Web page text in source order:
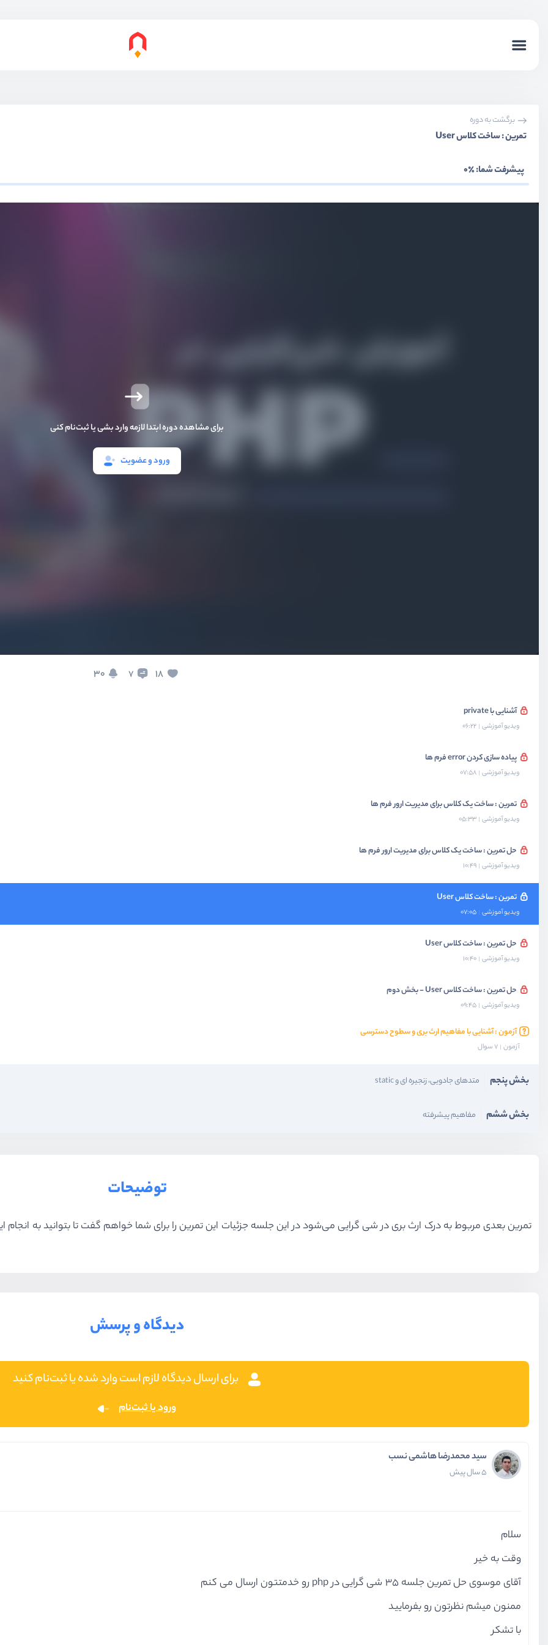
برگشت به دوره
تمرین : ساخت کلاس User
پیشرفت شما:٪0
برای مشاهده دوره ابتدا لازمه وارد بشی یا ثبت‌نام کنی
ورود و عضویت
18
7
30
آشنایی با private
ویدیو آموزشی 06:22
پیاده سازی کردن error فرم ها
ویدیو آموزشی 07:58
تمرین : ساخت یک کلاس برای مدیریت ارور فرم ها
ویدیو آموزشی 05:33
حل تمرین : ساخت یک کلاس برای مدیریت ارور فرم ها
ویدیو آموزشی 10:49
تمرین : ساخت کلاس User
ویدیو آموزشی 07:05
حل تمرین : ساخت کلاس User
ویدیو آموزشی 10:40
حل تمرین : ساخت کلاس User - بخش دوم
ویدیو آموزشی 09:45
آزمون : آشنایی با مفاهیم ارث بری و سطوح دسترسی
آزمون 7 سوال
بخش پنجم متدهای جادویی، زنجیره ای و static
بخش ششم مفاهیم پیشرفته
توضیحات
تمرین بعدی مربوط به درک ارث بری در شی گرایی می‌شود در این جلسه جزئیات این تمرین را برای شما خواهم گفت تا بتوانید به انجام
دیدگاه و پرسش
برای ارسال دیدگاه لازم است وارد شده یا ثبت‌نام کنید
ورود یا ثبت‌نام
سید محمدرضا هاشمی نسب
5 سال پیش
سلام
وقت به خیر
آقای موسوی حل تمرین جلسه 35 شی گرایی در php رو خدمتتون ارسال می کنم
ممنون میشم نظرتون رو بفرمایید
با تشکر